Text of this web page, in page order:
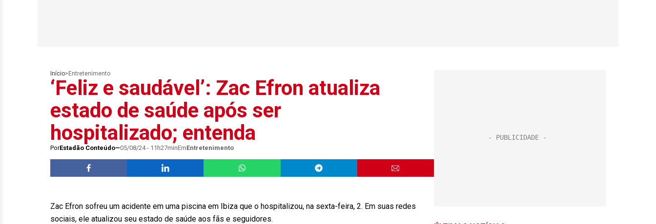
Início> Entretenimento
‘Feliz e saudável’: Zac Efron atualiza
estado de saúde após ser
hospitalizado; entenda
PorEstadão Conteúdo 05/08/24 - 11h27minEmEntretenimento
Zac Efron sofreu um acidente em uma piscina em Ibiza que o hospitalizou, na sexta-feira, 2. Em suas redes
sociais, ele atualizou seu estado de saúde aos fãs e seguidores.